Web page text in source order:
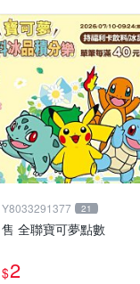
Y8033291377 21
售 全聯寶可夢點數
$2